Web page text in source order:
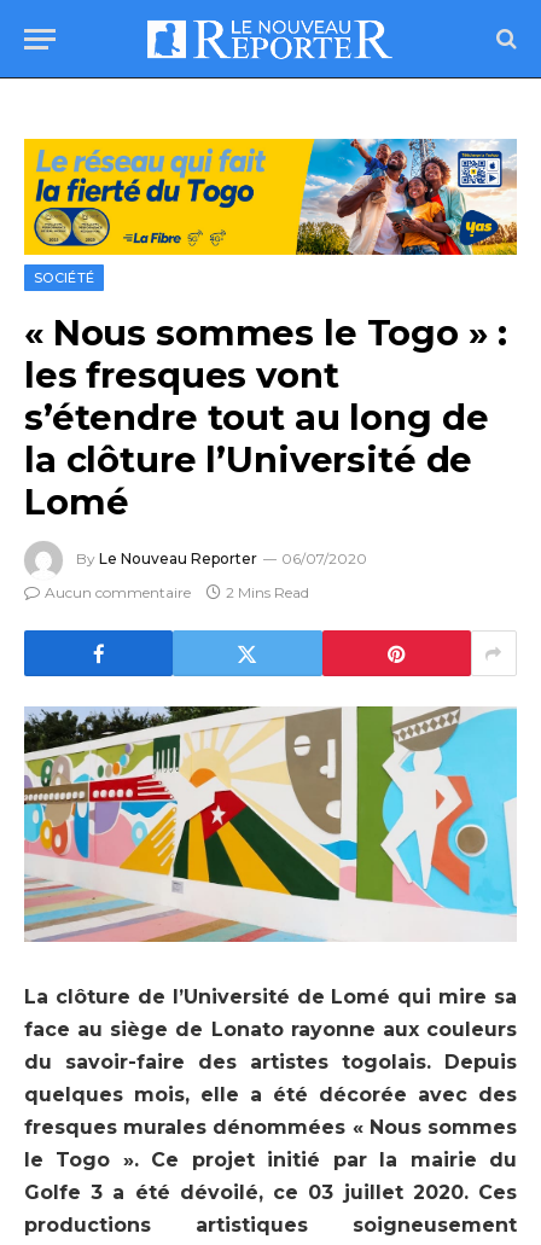
SOCIÉTÉ
« Nous sommes le Togo » :
les fresques vont
s’étendre tout au long de
la clôture l’Université de
Lomé
By Le Nouveau Reporter
06/07/2020
Aucun commentaire
2 Mins Read
La clôture de l’Université de Lomé qui mire sa
face au siège de Lonato rayonne aux couleurs
du savoir-faire des artistes togolais. Depuis
quelques mois, elle a été décorée avec des
fresques murales dénommées « Nous sommes
le Togo ». Ce projet initié par la mairie du
Golfe 3 a été dévoilé, ce 03 juillet 2020. Ces
productions artistiques soigneusement